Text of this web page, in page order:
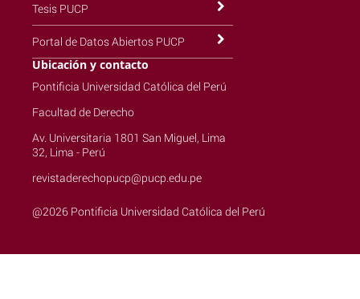
Tesis PUCP
Portal de Datos Abiertos PUCP
Ubicación y contacto
Pontificia Universidad Católica del Perú
Facultad de Derecho
Av. Universitaria 1801 San Miguel, Lima
32, Lima - Perú
revistaderechopucp@pucp.edu.pe
@2026 Pontificia Universidad Católica del Perú